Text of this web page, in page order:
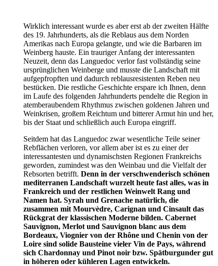
Wirklich interessant wurde es aber erst ab der zweiten Hälfte
des 19. Jahrhunderts, als die Reblaus aus dem Norden
Amerikas nach Europa gelangte, und wie die Barbaren im
Weinberg hauste. Ein trauriger Anfang der interessanten
Neuzeit, denn das Languedoc verlor fast vollständig seine
ursprünglichen Weinberge und musste die Landschaft mit
aufgepfropften und dadurch reblausresistenten Reben neu
bestücken. Die restliche Geschichte erspare ich Ihnen, denn
im Laufe des folgenden Jahrhunderts pendelte die Region in
atemberaubendem Rhythmus zwischen goldenen Jahren und
Weinkrisen, großem Reichtum und bitterer Armut hin und her,
bis der Staat und schließlich auch Europa eingriff.
Seitdem hat das Languedoc zwar wesentliche Teile seiner
Rebflächen verloren, vor allem aber ist es zu einer der
interessantesten und dynamischsten Regionen Frankreichs
geworden, zumindest was den Weinbau und die Vielfalt der
Rebsorten betrifft. Denn in der verschwenderisch schönen
mediterranen Landschaft wurzelt heute fast alles, was in
Frankreich und der restlichen Weinwelt Rang und
Namen hat. Syrah und Grenache natürlich, die
zusammen mit Mourvèdre, Carignan und Cinsault das
Rückgrat der klassischen Moderne bilden. Cabernet
Sauvignon, Merlot und Sauvignon blanc aus dem
Bordeaux, Viognier von der Rhône und Chenin von der
Loire sind solide Bausteine vieler Vin de Pays, während
sich Chardonnay und Pinot noir bzw. Spätburgunder gut
in höheren oder kühleren Lagen entwickeln.